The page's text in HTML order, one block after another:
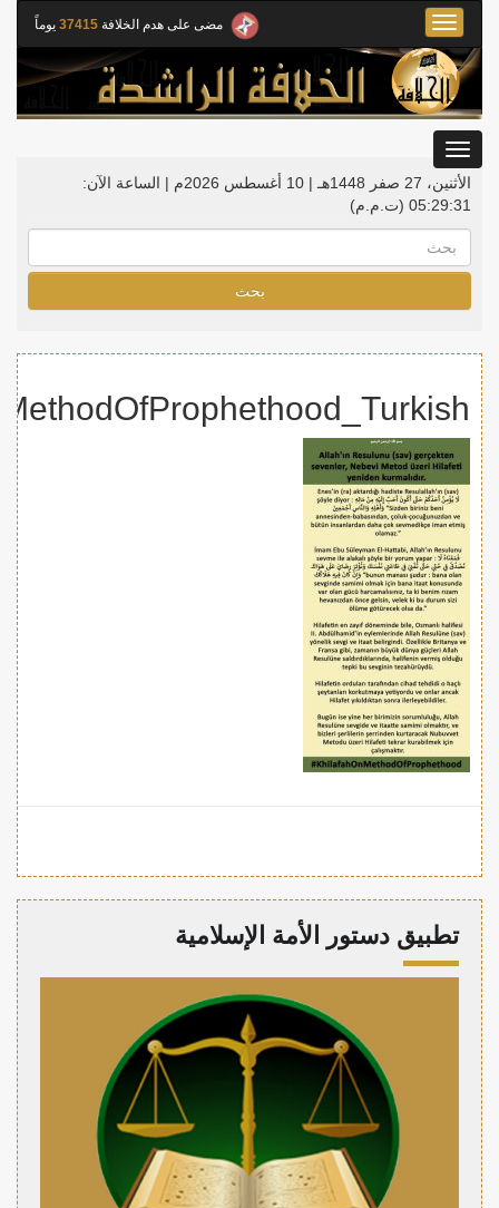
مضى على هدم الخلافة 37415 يوماً
Toggle
navigation
الأثنين، 27 صفر 1448هـ | 10 أغسطس 2026م |
الساعة الآن:
05:29:31 (ت.م.م)
بحث
تطبيق دستور الأمة الإسلامية